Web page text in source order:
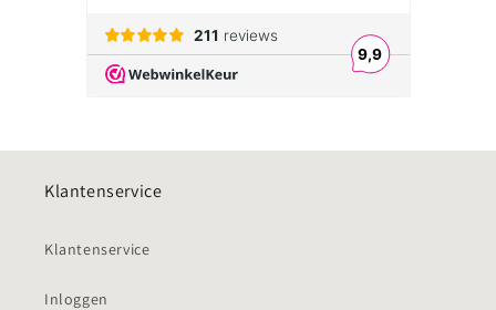
Klantenservice
Klantenservice
Inloggen